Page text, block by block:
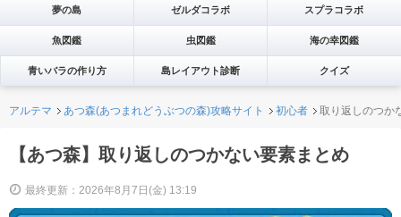
夢の島 ゼルダコラボ スプラコラボ
魚図鑑 虫図鑑 海の幸図鑑
青いバラの作り方 島レイアウト診断 クイズ
アルテマ あつ森(あつまれどうぶつの森)攻略サイト 初心者 取り返しのつか
【あつ森】取り返しのつかない要素まとめ
最終更新：2026年8月7日(金) 13:19